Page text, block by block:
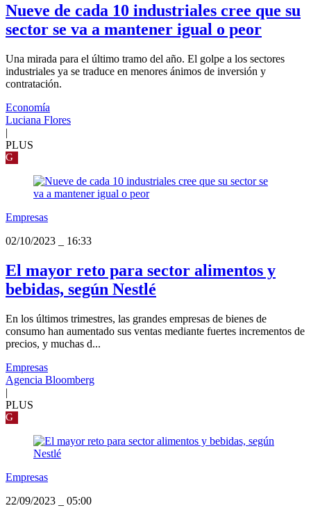
Nueve de cada 10 industriales cree que su
sector se va a mantener igual o peor
Una mirada para el último tramo del año. El golpe a los sectores
industriales ya se traduce en menores ánimos de inversión y
contratación.
Economía
Luciana Flores
|
PLUS
G
Empresas
02/10/2023
16:33
El mayor reto para sector alimentos y
bebidas, según Nestlé
En los últimos trimestres, las grandes empresas de bienes de
consumo han aumentado sus ventas mediante fuertes incrementos de
precios, y muchas d...
Empresas
Agencia Bloomberg
|
PLUS
G
Empresas
22/09/2023
05:00